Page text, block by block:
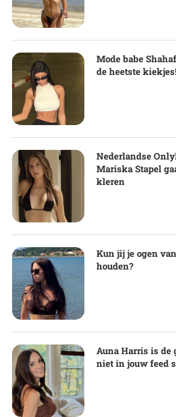
Mode babe
de heetste kiekjes!
Nederlandse
Mariska Stapel
kleren
Kun jij je ogen
houden?
Auna Harris is de
niet in jouw feed